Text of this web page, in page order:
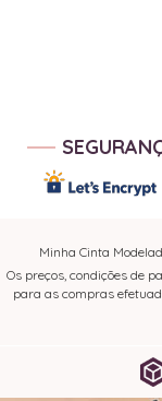
Minha Cinta
Os preços, condições de
para as compras